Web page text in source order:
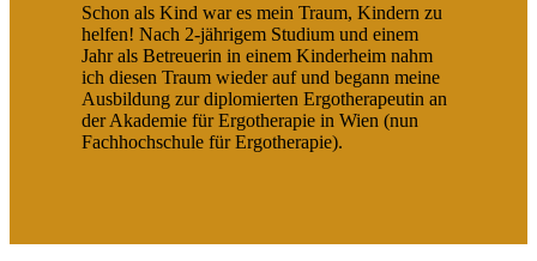
Schon als Kind war es mein Traum, Kindern zu
helfen! Nach 2-jährigem Studium und einem
Jahr als Betreuerin in einem Kinderheim nahm
ich diesen Traum wieder auf und begann meine
Ausbildung zur diplomierten Ergotherapeutin an
der Akademie für Ergotherapie in Wien (nun
Fachhochschule für Ergotherapie).